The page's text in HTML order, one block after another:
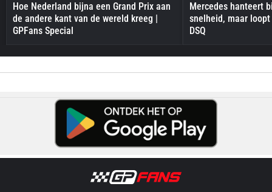
Hoe Nederland bijna een Grand Prix aan
de andere kant van de wereld kreeg |
GPFans Special
Mercedes hanteert
snelheid, maar
DSQ